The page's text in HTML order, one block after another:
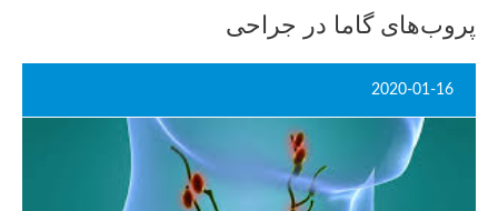
پروب‌های گاما در جراحی
2020-01-16